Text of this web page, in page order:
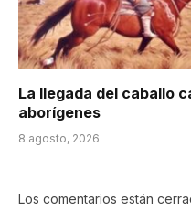
La llegada del caballo
aborígenes
8 agosto, 2026
Los comentarios están